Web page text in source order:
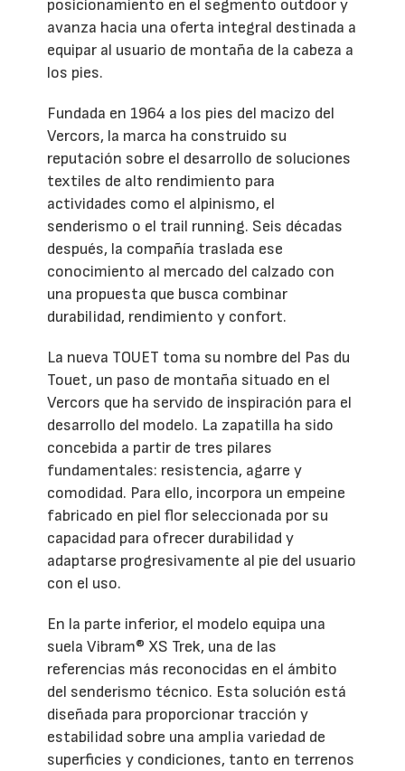
posicionamiento en el segmento outdoor y
avanza hacia una oferta integral destinada a
equipar al usuario de montaña de la cabeza a
los pies.
Fundada en 1964 a los pies del macizo del
Vercors, la marca ha construido su
reputación sobre el desarrollo de soluciones
textiles de alto rendimiento para
actividades como el alpinismo, el
senderismo o el trail running. Seis décadas
después, la compañía traslada ese
conocimiento al mercado del calzado con
una propuesta que busca combinar
durabilidad, rendimiento y confort.
La nueva TOUET toma su nombre del Pas du
Touet, un paso de montaña situado en el
Vercors que ha servido de inspiración para el
desarrollo del modelo. La zapatilla ha sido
concebida a partir de tres pilares
fundamentales: resistencia, agarre y
comodidad. Para ello, incorpora un empeine
fabricado en piel flor seleccionada por su
capacidad para ofrecer durabilidad y
adaptarse progresivamente al pie del usuario
con el uso.
En la parte inferior, el modelo equipa una
suela Vibram® XS Trek, una de las
referencias más reconocidas en el ámbito
del senderismo técnico. Esta solución está
diseñada para proporcionar tracción y
estabilidad sobre una amplia variedad de
superficies y condiciones, tanto en terrenos